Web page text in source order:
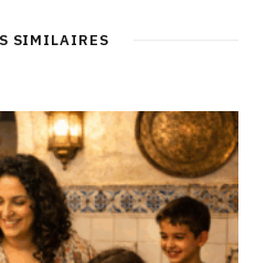
SIMILAIRES